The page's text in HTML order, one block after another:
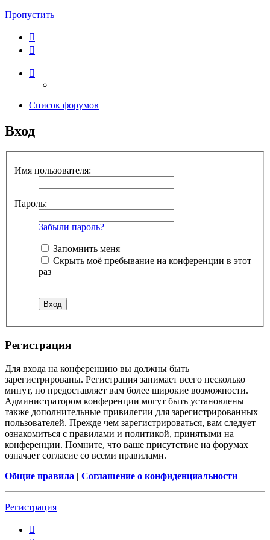
Пропустить
Список форумов
Вход
Имя пользователя:
Пароль:
Забыли пароль?
Запомнить меня
Скрыть моё пребывание на конференции в этот
раз
Регистрация
Для входа на конференцию вы должны быть
зарегистрированы. Регистрация занимает всего несколько
минут, но предоставляет вам более широкие возможности.
Администратором конференции могут быть установлены
также дополнительные привилегии для зарегистрированных
пользователей. Прежде чем зарегистрироваться, вам следует
ознакомиться с правилами и политикой, принятыми на
конференции. Помните, что ваше присутствие на форумах
означает согласие со всеми правилами.
Общие правила | Соглашение о конфиденциальности
Регистрация